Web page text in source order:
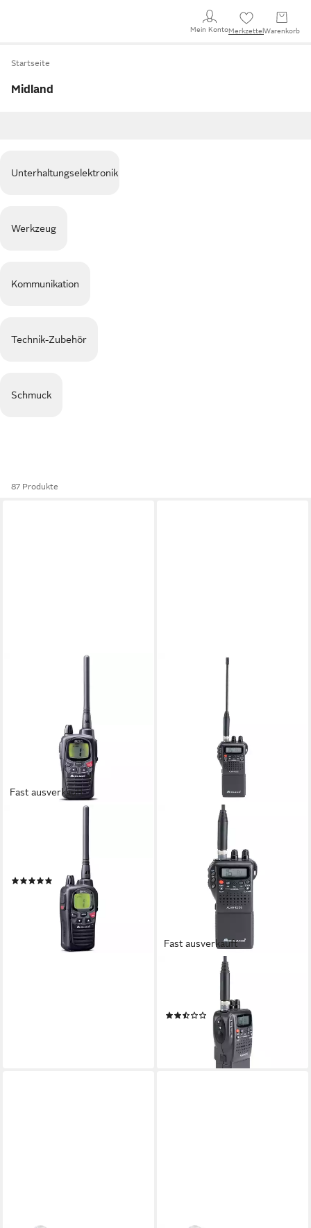
Mein KontoMerkzettel Warenkorb
Startseite
Midland
Unterhaltungselektronik
Werkzeug
Kommunikation
Technik-Zubehör
Schmuck
87 Produkte
Fast ausverkauft
lieferbar - in 2-3 Werktagen bei dir
Fast ausverkauft
Handfunkgerät
(5)
ab 128,84 €
mtl. in 12 Raten
lieferbar - in 2-3 Werktagen bei dir